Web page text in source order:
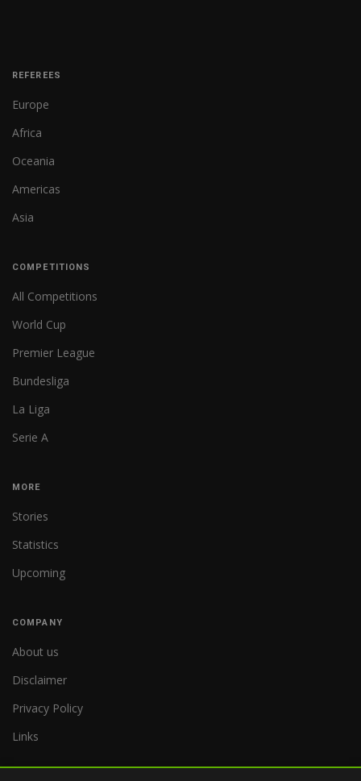
REFEREES
Europe
Africa
Oceania
Americas
Asia
COMPETITIONS
All Competitions
World Cup
Premier League
Bundesliga
La Liga
Serie A
MORE
Stories
Statistics
Upcoming
COMPANY
About us
Disclaimer
Privacy Policy
Links